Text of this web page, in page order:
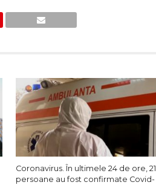
Coronavirus. În ultimele 24 de ore, 21
persoane au fost confirmate Covid-